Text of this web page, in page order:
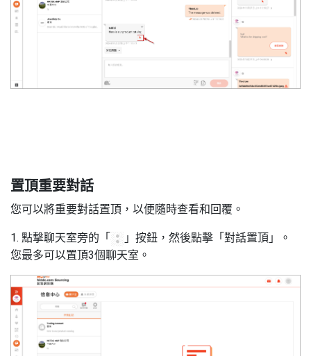
置頂重要對話
您可以將重要對話置頂，以便隨時查看和回覆。
1. 點撃聊天室旁的「
」按鈕，然後點擊「對話置頂」。
您最多可以置頂3個聊天室。